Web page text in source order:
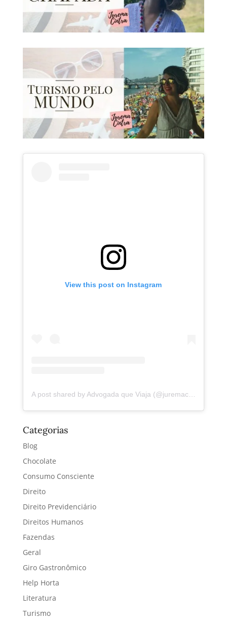
View this post on Instagram
A post shared by Advogada que Viaja (@juremacintra)
Categorias
Blog
Chocolate
Consumo Consciente
Direito
Direito Previdenciário
Direitos Humanos
Fazendas
Geral
Giro Gastronômico
Help Horta
Literatura
Turismo